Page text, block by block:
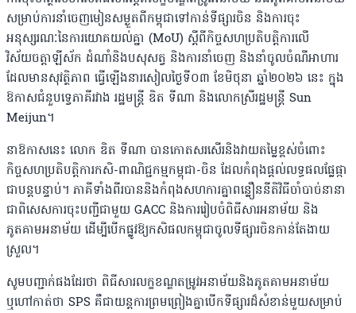
សម្រាប់ការនាំចេញមៀនសម្ងួតពីកម្ពុជាទៅកាន់ទីផ្សារចិន និងការចុះ
អនុស្សរណៈនៃការយោគយល់គ្នា (MoU) ស្តីពីកិច្ចសហប្រតិបត្តិការលើ
វិស័យចត្តាឡីស័ក ដំណាំនិងបសុសត្វ និងការនាំចេញ និងនាំចូលចំណីអាហារ
ដែលមានសុវត្ថិភាព ធ្វើឡើងនារសៀលថ្ងៃទី០៣ ខែមិថុនា ឆ្នាំ២០២៦ នេះ ក្នុង
ឱកាសជំនួបទ្វេភាគីរវាង រដ្ឋមន្ត្រី ឌិត ទីណា និងលោកស្រីរដ្ឋមន្ត្រី Sun
Meijun។
នាឱកាសនេះ លោក ឌិត ទីណា បានកោតសរសើរនិងវាយតម្លៃខ្ពស់ចំពោះ
កិច្ចសហប្រតិបត្តិការកសិ-ពាណិជ្ជកម្មកម្ពុជា-ចិន ដែលកំពុងផ្តល់លទ្ធផលផ្លែផ្កា
ជាបន្តបន្ទាប់។ ភាគីទាំងពីរបាននិងកំពុងសហការគ្នាពន្លឿននីតិវិធីចាំបាច់នានា
ជាពិសេសការចុះបញ្ជីជាមួយ GACC និងការរៀបចំពិធីសារអនាម័យ និង
ភូតគាមអនាម័យ ដើម្បីបើកផ្លូវឱ្យកសិផលកម្ពុជាចូលទីផ្សារចិនកាន់តែងាយ
ស្រួល។
សូមបញ្ជាក់ផងដែរថា ពិធីសារលក្ខខណ្ឌតម្រូវអនាម័យនិងភូតគាមអនាម័យ
ឬហៅកាត់ថា SPS គឺជាយន្តការព្រមព្រៀងគ្នាបើកទីផ្សារដ៏សំខាន់មួយសម្រាប់